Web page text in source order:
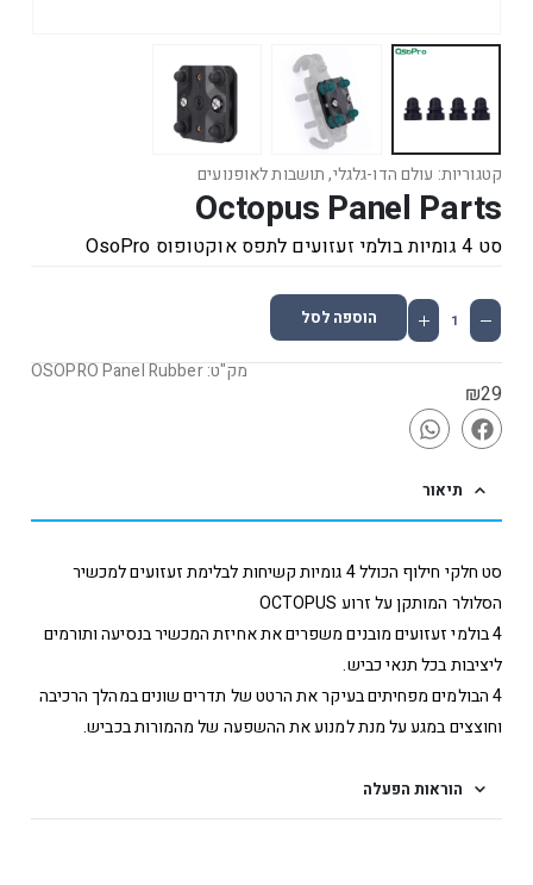
קטגוריות: עולם הדו-גלגלי,תושבות לאופנועים
Octopus Panel Parts
סט 4 גומיות בולמי זעזועים לתפס אוקטופוס OsoPro
₪29
מק"ט: OSOPRO Panel Rubber
הוספה לסל
תיאור
סט חלקי חילוף הכולל 4 גומיות קשיחות לבלימת זעזועים למכשיר
הסלולר המותקן על זרוע OCTOPUS
4 בולמי זעזועים מובנים משפרים את אחיזת המכשיר בנסיעה ותורמים
ליציבות בכל תנאי כביש.
4 הבולמים מפחיתים בעיקר את הרטט של תדרים שונים במהלך הרכיבה
וחוצצים במגע על מנת למנוע את ההשפעה של מהמורות בכביש.
הוראות הפעלה